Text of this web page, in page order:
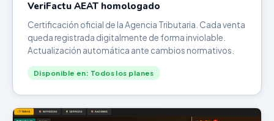
VeriFactu AEAT homologado
Certificación oficial de la Agencia Tributaria. Cada venta
queda registrada digitalmente de forma inviolable.
Actualización automática ante cambios normativos.
Disponible en: Todos los planes